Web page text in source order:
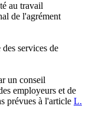
au travail
de l'agrément
services de
un conseil
employeurs et de
prévues à l'article L.